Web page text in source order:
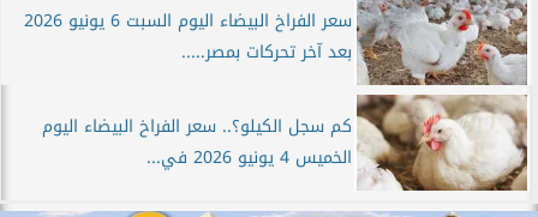
سعر الفراخ البيضاء اليوم السبت 6 يونيو 2026
بعد آخر تحركات بمصر.....
كم سجل الكيلو؟.. سعر الفراخ البيضاء اليوم
الخميس 4 يونيو 2026 في...